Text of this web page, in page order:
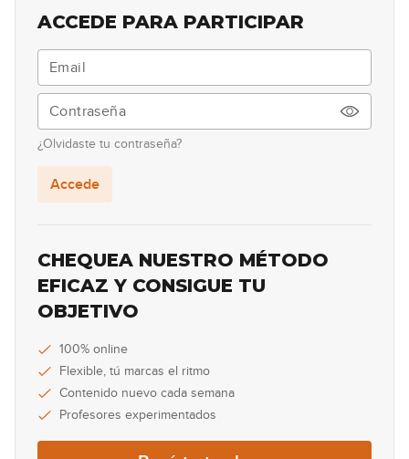
14
16
07:23
Acordes 7 alterados
07:18
18
Acordes 7 lidios
ACCEDE PARA PARTICIPAR
¿Olvidaste tu contraseña?
Accede
CHEQUEA NUESTRO MÉTODO
EFICAZ Y CONSIGUE TU
OBJETIVO
100% online
Flexible, tú marcas el ritmo
Contenido nuevo cada semana
Profesores experimentados